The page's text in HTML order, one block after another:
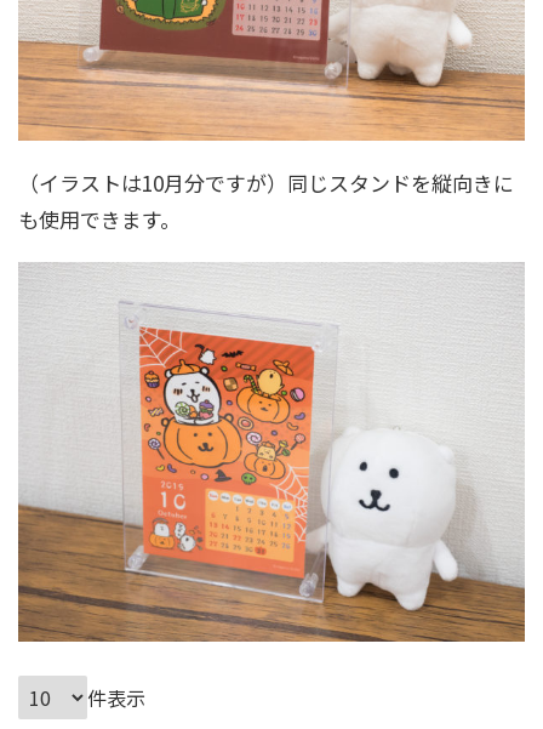
（イラストは10月分ですが）同じスタンドを縦向きに
も使用できます。
件表示